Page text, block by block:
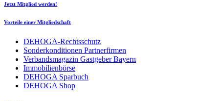
Jetzt Mitglied werden!
Vorteile einer Mitgliedschaft
DEHOGA-Rechtsschutz
Sonderkonditionen Partnerfirmen
Verbandsmagazin Gastgeber Bayern
Immobilienbörse
DEHOGA Sparbuch
DEHOGA Shop